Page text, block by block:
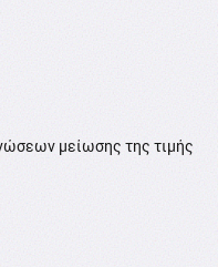
μείωσης της τιμής